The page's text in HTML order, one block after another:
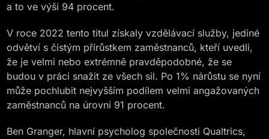
a to ve výši 94 procent.
V roce 2022 tento titul získaly vzdělávací služby, jediné
odvětví s čistým přírůstkem zaměstnanců, kteří uvedli,
že je velmi nebo extrémně pravděpodobné, že se
budou v práci snažit ze všech sil. Po 1% nárůstu se nyní
může pochlubit nejvyšším podílem velmi angažovaných
zaměstnanců na úrovni 91 procent.
Ben Granger, hlavní psycholog společnosti Qualtrics,